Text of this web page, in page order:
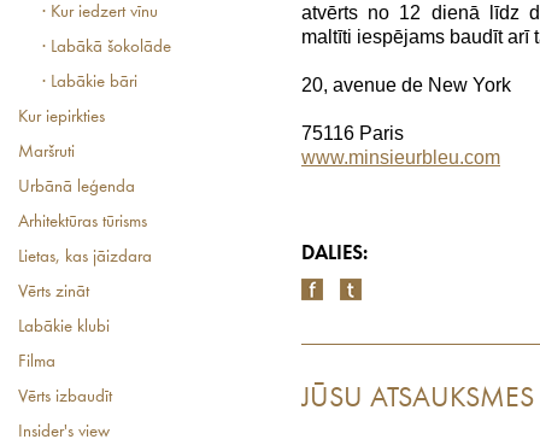
· Kur iedzert vīnu
· Labākā šokolāde
· Labākie bāri
Kur iepirkties
Maršruti
Urbānā leģenda
Arhitektūras tūrisms
Lietas, kas jāizdara
Vērts zināt
Labākie klubi
Filma
Vērts izbaudīt
Insider's view
atvērts no 12 dienā līdz
maltīti iespējams baudīt arī
20, avenue de New York
75116 Paris
www.minsieurbleu.com
DALIES:
JŪSU ATSAUKSMES